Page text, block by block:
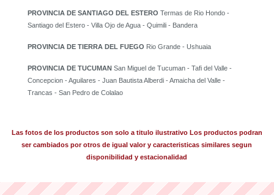
PROVINCIA DE SANTIAGO DEL ESTERO Termas de Rio Hondo -
Santiago del Estero - Villa Ojo de Agua - Quimili - Bandera
PROVINCIA DE TIERRA DEL FUEGO Rio Grande - Ushuaia
PROVINCIA DE TUCUMAN San Miguel de Tucuman - Tafi del Valle -
Concepcion - Aguilares - Juan Bautista Alberdi - Amaicha del Valle -
Trancas - San Pedro de Colalao
Las fotos de los productos son solo a titulo ilustrativo Los productos podran
ser cambiados por otros de igual valor y caracteristicas similares segun
disponibilidad y estacionalidad